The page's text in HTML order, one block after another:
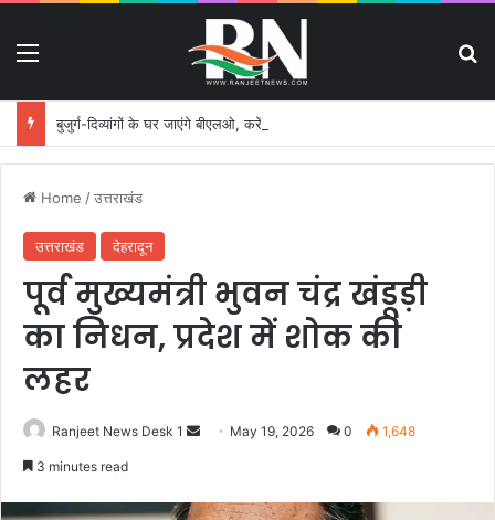
बुजुर्ग-दिव्यांगों के घर जाएंगे बीएलओ, करेंगे नोटिसों का निस्तारण
Home /उत्तराखंड
उत्तराखंड देहरादून
पूर्व मुख्यमंत्री भुवन चंद्र खंडूड़ी
का निधन, प्रदेश में शोक की
लहर
Ranjeet News Desk 1 May 19, 2026 0 1,648
3 minutes read